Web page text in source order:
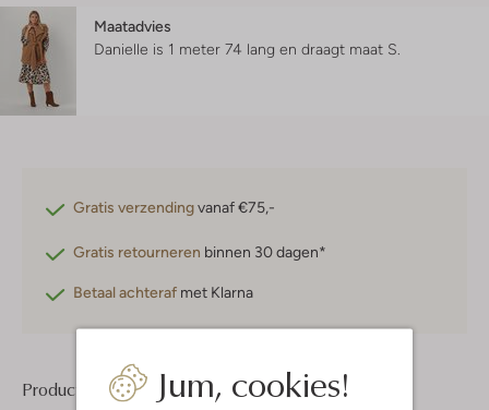
Jum, cookies!
Maatadvies
Danielle is 1 meter 74 lang en draagt maat S.
Gratis verzendingvanaf €75,-
Gratis retourneren binnen 30 dagen*
Betaal achteraf met Klarna
Product informatie